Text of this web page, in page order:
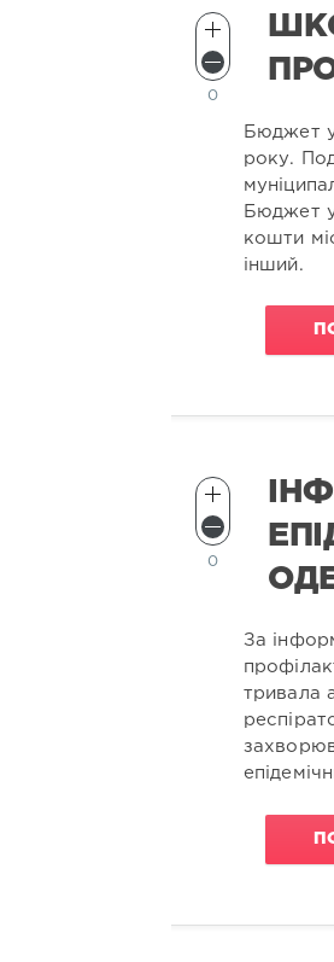
0
Бюджет
року.
Бюджет
кошти
інший.
0
За
тривала